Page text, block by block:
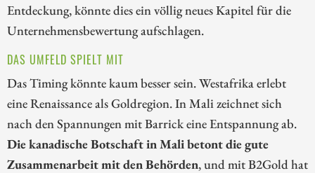
Entdeckung, könnte dies ein völlig neues Kapitel für die
Unternehmensbewertung aufschlagen.
DAS UMFELD SPIELT MIT
Das Timing könnte kaum besser sein. Westafrika erlebt
eine Renaissance als Goldregion. In Mali zeichnet sich
nach den Spannungen mit Barrick eine Entspannung ab.
Die kanadische Botschaft in Mali betont die gute
Zusammenarbeit mit den Behörden, und mit B2Gold hat